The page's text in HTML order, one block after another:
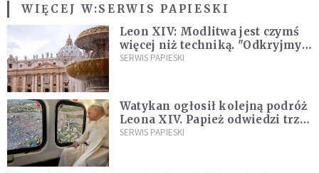
WIĘCEJ W:SERWIS PAPIESKI
Leon XIV: Modlitwa jest czymś
więcej niż techniką. "Odkryjmy
ją na nowo"
SERWIS PAPIESKI
Watykan ogłosił kolejną podróż
Leona XIV. Papież odwiedzi trzy
kraje Ameryki Południowej
SERWIS PAPIESKI